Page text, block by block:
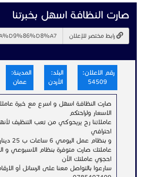
صارت النظافة اسهل بخبرتنا
رابط مختصر للإعلان
رقم الاعلان:
54509
البلد:
الأردن
المدينة:
عمان
صارت النظافة اسهل و اسرع مع خبرة
الاسعار ولراحتكم
عاملاتنا رح يريحوكي من تعب التنظيف
احترافي
و بنظام عمل اليومي 6 ساعات ب 25 دينار يشمل التوصيل
عاملتك صارت متوفرة بنظام الاسبوعي و
احجزي عاملتك الآن
سارعوا بالتواصل معنا على الرسائل أو